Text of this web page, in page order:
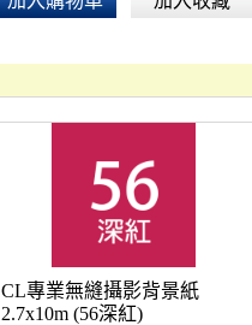
CL專業無縫攝影背景紙
2.7x10m (56深紅)